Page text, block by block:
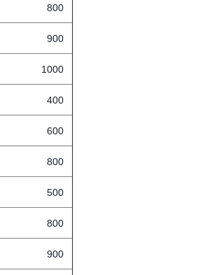
800
900
1000
400
600
800
500
800
900